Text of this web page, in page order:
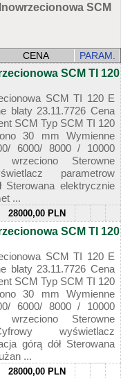
SCM
CENA PARAM.
SCM TI 120
SCM TI 120 E
blaty 23.11.7726 Cena
SCM Typ SCM TI 120
30 mm Wymienne
6000/ 8000 / 10000
wrzeciono Sterowne
parametrow
Sterowana elektrycznie
...
28000,00 PLN
SCM TI 120
SCM TI 120 E
blaty 23.11.7726 Cena
SCM Typ SCM TI 120
30 mm Wymienne
6000/ 8000 / 10000
wrzeciono Sterowne
wyświetlacz
górą dół Sterowana
...
28000,00 PLN